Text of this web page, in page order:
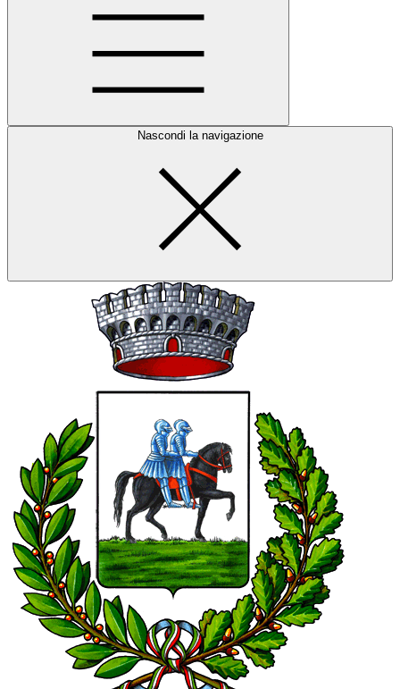
Nascondi la navigazione